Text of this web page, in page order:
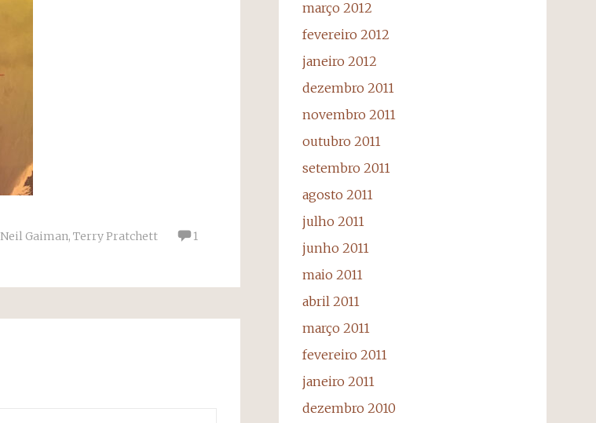
Neil Gaiman, Terry Pratchett
1
março 2012
fevereiro 2012
janeiro 2012
dezembro 2011
novembro 2011
outubro 2011
setembro 2011
agosto 2011
julho 2011
junho 2011
maio 2011
abril 2011
março 2011
fevereiro 2011
janeiro 2011
dezembro 2010